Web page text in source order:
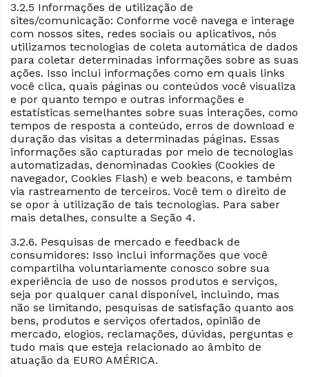
3.2.5 Informações de utilização de
sites/comunicação: Conforme você navega e interage
com nossos sites, redes sociais ou aplicativos, nós
utilizamos tecnologias de coleta automática de dados
para coletar determinadas informações sobre as suas
ações. Isso inclui informações como em quais links
você clica, quais páginas ou conteúdos você visualiza
e por quanto tempo e outras informações e
estatísticas semelhantes sobre suas interações, como
tempos de resposta a conteúdo, erros de download e
duração das visitas a determinadas páginas. Essas
informações são capturadas por meio de tecnologias
automatizadas, denominadas Cookies (Cookies de
navegador, Cookies Flash) e web beacons, e também
via rastreamento de terceiros. Você tem o direito de
se opor à utilização de tais tecnologias. Para saber
mais detalhes, consulte a Seção 4.
3.2.6. Pesquisas de mercado e feedback de
consumidores: Isso inclui informações que você
compartilha voluntariamente conosco sobre sua
experiência de uso de nossos produtos e serviços,
seja por qualquer canal disponível, incluindo, mas
não se limitando, pesquisas de satisfação quanto aos
bens, produtos e serviços ofertados, opinião de
mercado, elogios, reclamações, dúvidas, perguntas e
tudo mais que esteja relacionado ao âmbito de
atuação da EURO AMÉRICA.